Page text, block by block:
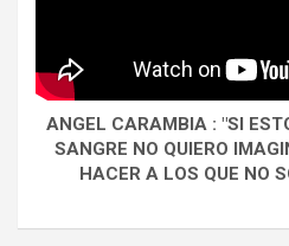
ANGEL CARAMBIA : "SI
SANGRE NO QUIERO
HACER A LOS QUE NO